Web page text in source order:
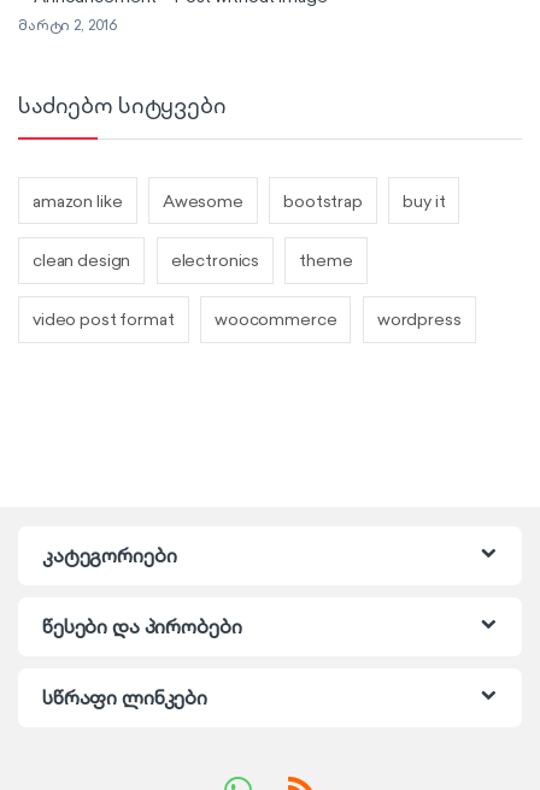
მარტი 2, 2016
საძიებო სიტყვები
amazon like Awesome bootstrap buy it
clean design electronics theme
video post format woocommerce wordpress
კატეგორიები
წესები და პირობები
სწრაფი ლინკები